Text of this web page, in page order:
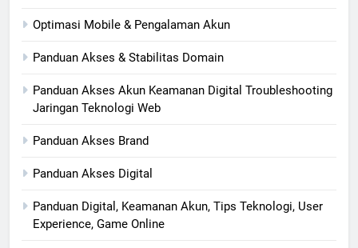
Optimasi Mobile & Pengalaman Akun
Panduan Akses & Stabilitas Domain
Panduan Akses Akun Keamanan Digital Troubleshooting
Jaringan Teknologi Web
Panduan Akses Brand
Panduan Akses Digital
Panduan Digital, Keamanan Akun, Tips Teknologi, User
Experience, Game Online